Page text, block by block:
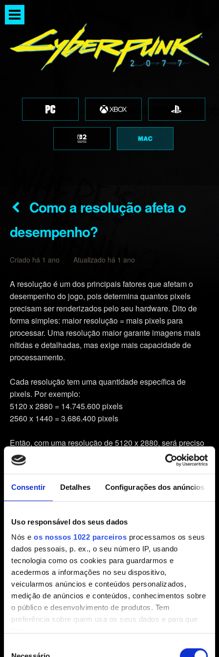
Consentir Detalhes Configurações dos anúncios
Uso responsável dos seus dados
Nós e os nossos 1022 parceiros processamos os seus
dados pessoais, p. ex., o seu número IP, usando
tecnologia como os cookies para guardarmos e
acedermos a informações no seu dispositivo,
veicularmos anúncios e conteúdos personalizados,
medição de anúncios e conteúdos, conhecimentos sobre
o público e desenvolvimento de produtos. Tem
preferência sobre quem usa os seus dados e para que
Se permitir, gostaríamos também de:
Como a resolução afeta o
desempenho?
Criado há 1 ano Atualizado há 1 ano
A resolução é um dos principais fatores que afetam o
desempenho do jogo, pois determina quantos pixels
precisam ser renderizados pelo seu hardware. Dito de
forma simples: maior resolução = mais pixels para
processar. Uma resolução maior garante imagens mais
nítidas e detalhadas, mas exige mais capacidade de
processamento.
Cada resolução tem uma quantidade específica de
pixels. Por exemplo:
5120 x 2880 = 14.745.600 pixels
2560 x 1440 = 3.686.400 pixels
Então, com uma resolução de 5120 x 2880, será preciso
renderizar quatro vezes mais pixels do que com uma
resolução de 2560 x 1440. Embora o desempenho não
processamento terá que ser muito maior. Quanto mais
poderoso for o hardware, maior será a capacidade de
processar altas resoluções sem perda de desempenho
significativa.
Resolução nos requisitos de sistema
Nos requisitos de sistema, as resoluções listadas
indicam a resolução máxima para atingir a taxa de QPS
esperada, não a resolução mínima necessária para
executar o jogo. Por exemplo, se os requisitos listam